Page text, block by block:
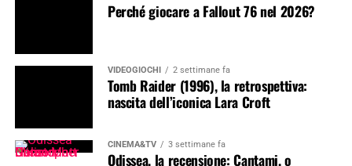
Perché giocare a Fallout 76 nel 2026?
VIDEOGIOCHI 2 settimane fa
Tomb Raider (1996), la retrospettiva:
nascita dell’iconica Lara Croft
CINEMA&TV 3 settimane fa
Odissea, la recensione: Cantami, o